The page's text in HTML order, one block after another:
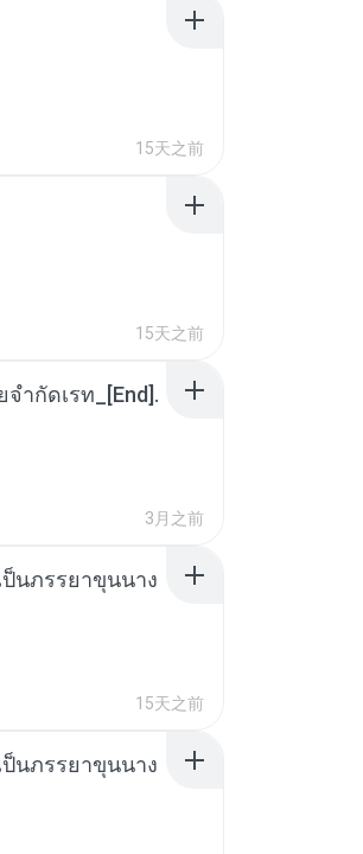
15天之前
15天之前
ำกัดเรท_[End].
3月之前
ป็นภรรยาขุนนาง
15天之前
ป็นภรรยาขุนนาง